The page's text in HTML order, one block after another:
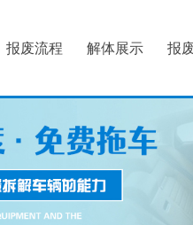
报废流程 解体展示 报